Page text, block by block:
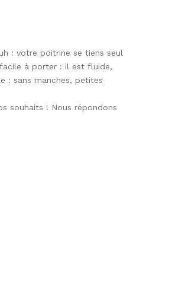
: votre poitrine se tiens seul
à porter : il est fluide,
: sans manches, petites
souhaits ! Nous répondons